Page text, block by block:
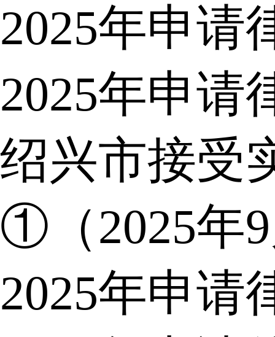
2025年申请
2025年申请
绍兴市接受
①（2025年
2025年申请